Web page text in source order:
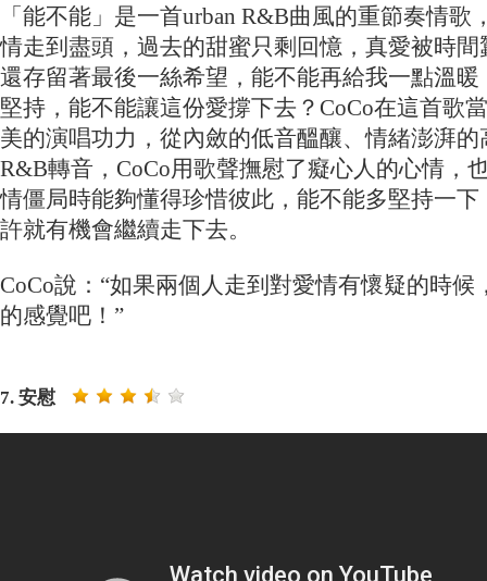
「能不能」是一首urban R&B曲風的重節奏情歌
情走到盡頭，過去的甜蜜只剩回憶，真愛被時­
還存留著最後一絲希望，能不能再給我一點溫
堅持­，能不能讓這份愛撐下去？CoCo在這首歌
美的演唱功力，從內斂的­低音醞釀、情緒澎湃
R&B轉音，CoCo用歌聲撫慰了癡心人的心情­，
情僵局時能夠懂得珍惜彼此，能不能多堅持一
許­就有機會繼續走下去。
C­oCo說：“如果兩個人走到對愛情有懷疑的時候
的感覺吧！”
7. 安慰